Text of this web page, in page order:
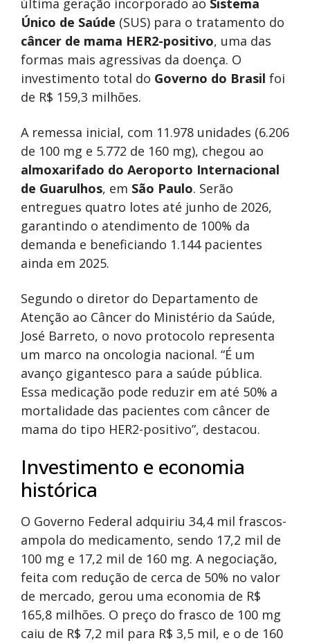
última geração incorporado ao Sistema
Único de Saúde (SUS) para o tratamento do
câncer de mama HER2-positivo, uma das
formas mais agressivas da doença. O
investimento total do Governo do Brasil foi
de R$ 159,3 milhões.
A remessa inicial, com 11.978 unidades (6.206
de 100 mg e 5.772 de 160 mg), chegou ao
almoxarifado do Aeroporto Internacional
de Guarulhos, em São Paulo. Serão
entregues quatro lotes até junho de 2026,
garantindo o atendimento de 100% da
demanda e beneficiando 1.144 pacientes
ainda em 2025.
Segundo o diretor do Departamento de
Atenção ao Câncer do Ministério da Saúde,
José Barreto, o novo protocolo representa
um marco na oncologia nacional. “É um
avanço gigantesco para a saúde pública.
Essa medicação pode reduzir em até 50% a
mortalidade das pacientes com câncer de
mama do tipo HER2-positivo”, destacou.
Investimento e economia
histórica
O Governo Federal adquiriu 34,4 mil frascos-
ampola do medicamento, sendo 17,2 mil de
100 mg e 17,2 mil de 160 mg. A negociação,
feita com redução de cerca de 50% no valor
de mercado, gerou uma economia de R$
165,8 milhões. O preço do frasco de 100 mg
caiu de R$ 7,2 mil para R$ 3,5 mil, e o de 160